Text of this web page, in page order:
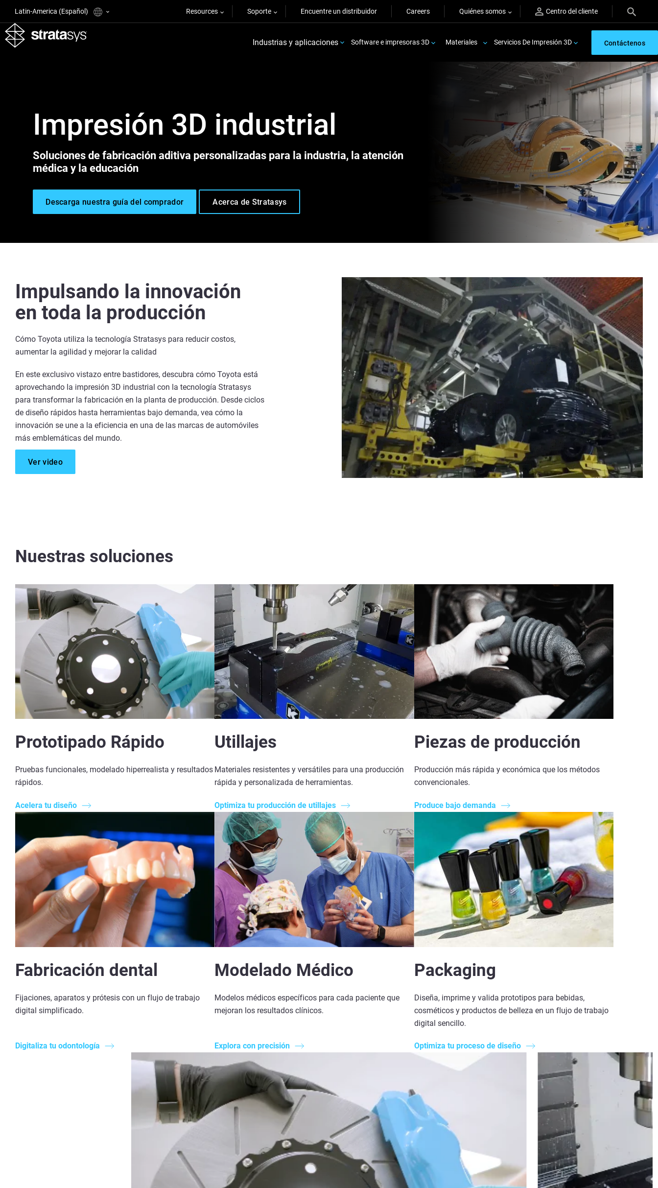
Latin-America (Español) Resources Soporte Encuentre un distribuidor Careers Quiénes somos Centro del cliente
Industrias y aplicaciones Software e impresoras 3D Materiales Servicios De Impresión 3D Contáctenos
Impresión 3D industrial
Soluciones de fabricación aditiva personalizadas para la industria, la atención
médica y la educación
Descarga nuestra guía del comprador Acerca de Stratasys
Impulsando la innovación
en toda la producción
Cómo Toyota utiliza la tecnología Stratasys para reducir costos,
aumentar la agilidad y mejorar la calidad
En este exclusivo vistazo entre bastidores, descubra cómo Toyota está
aprovechando la impresión 3D industrial con la tecnología Stratasys
para transformar la fabricación en la planta de producción. Desde ciclos
de diseño rápidos hasta herramientas bajo demanda, vea cómo la
innovación se une a la eficiencia en una de las marcas de automóviles
más emblemáticas del mundo.
Ver video
Nuestras soluciones
Prototipado Rápido
Pruebas funcionales, modelado hiperrealista y resultados
rápidos.
Acelera tu diseño
Utillajes
Materiales resistentes y versátiles para una producción
rápida y personalizada de herramientas.
Optimiza tu producción de utillajes
Piezas de producción
Producción más rápida y económica que los métodos
convencionales.
Produce bajo demanda
Fabricación dental
Fijaciones, aparatos y prótesis con un flujo de trabajo
digital simplificado.
Digitaliza tu odontología
Modelado Médico
Modelos médicos específicos para cada paciente que
mejoran los resultados clínicos.
Explora con precisión
Packaging
Diseña, imprime y valida prototipos para bebidas,
cosméticos y productos de belleza en un flujo de trabajo
digital sencillo.
Optimiza tu proceso de diseño